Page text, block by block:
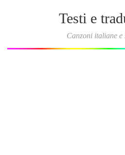
Testi e
Canzoni italiane e